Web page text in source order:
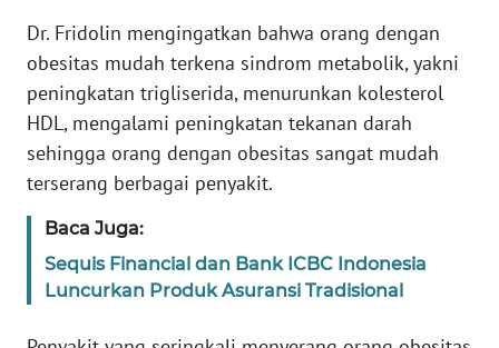
Dr. Fridolin mengingatkan bahwa orang dengan
obesitas mudah terkena sindrom metabolik, yakni
peningkatan trigliserida, menurunkan kolesterol
HDL, mengalami peningkatan tekanan darah
sehingga orang dengan obesitas sangat mudah
terserang berbagai penyakit.
Baca Juga:
Sequis Financial dan Bank ICBC Indonesia
Luncurkan Produk Asuransi Tradisional
WN
NTT
WN
KEPRI
PAPUA
WN